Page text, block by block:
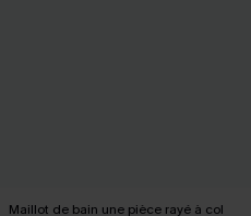
Maillot de bain une pièce rayé à col